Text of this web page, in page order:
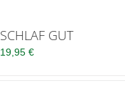
SCHLAF GUT
19,95€